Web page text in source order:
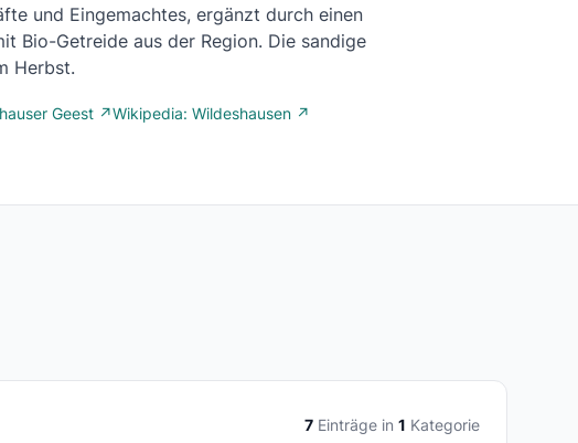
und Eingemachtes, ergänzt durch einen
Bio-Getreide aus der Region. Die sandige
Herbst.
Geest ↗Wikipedia: Wildeshausen ↗
7 Einträge in 1 Kategorie